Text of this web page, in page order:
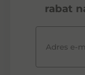
rabat
Adres e-